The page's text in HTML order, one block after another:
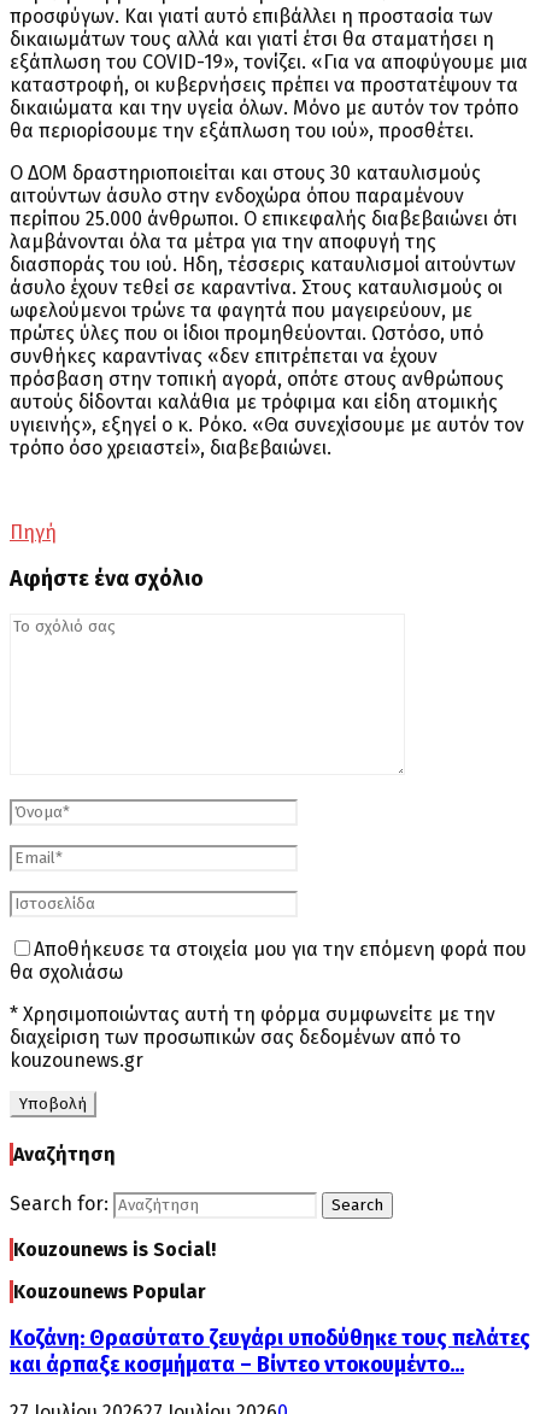
προσφύγων. Και γιατί αυτό επιβάλλει η προστασία των
δικαιωμάτων τους αλλά και γιατί έτσι θα σταματήσει η
εξάπλωση του COVID-19», τονίζει. «Για να αποφύγουμε μια
καταστροφή, οι κυβερνήσεις πρέπει να προστατέψουν τα
δικαιώματα και την υγεία όλων. Μόνο με αυτόν τον τρόπο
θα περιορίσουμε την εξάπλωση του ιού», προσθέτει.
Ο ΔΟΜ δραστηριοποιείται και στους 30 καταυλισμούς
αιτούντων άσυλο στην ενδοχώρα όπου παραμένουν
περίπου 25.000 άνθρωποι. Ο επικεφαλής διαβεβαιώνει ότι
λαμβάνονται όλα τα μέτρα για την αποφυγή της
διασποράς του ιού. Ηδη, τέσσερις καταυλισμοί αιτούντων
άσυλο έχουν τεθεί σε καραντίνα. Στους καταυλισμούς οι
ωφελούμενοι τρώνε τα φαγητά που μαγειρεύουν, με
πρώτες ύλες που οι ίδιοι προμηθεύονται. Ωστόσο, υπό
συνθήκες καραντίνας «δεν επιτρέπεται να έχουν
πρόσβαση στην τοπική αγορά, οπότε στους ανθρώπους
αυτούς δίδονται καλάθια με τρόφιμα και είδη ατομικής
υγιεινής», εξηγεί ο κ. Ρόκο. «Θα συνεχίσουμε με αυτόν τον
τρόπο όσο χρειαστεί», διαβεβαιώνει.
Πηγή
Αφήστε ένα σχόλιο
Αποθήκευσε τα στοιχεία μου για την επόμενη φορά που
θα σχολιάσω
* Χρησιμοποιώντας αυτή τη φόρμα συμφωνείτε με την
διαχείριση των προσωπικών σας δεδομένων από το
kouzounews.gr
Αναζήτηση
Search for: Search
Kouzounews is Social!
Kouzounews Popular
Κοζάνη: Θρασύτατο ζευγάρι υποδύθηκε τους πελάτες
και άρπαξε κοσμήματα – Βίντεο ντοκουμέντο...